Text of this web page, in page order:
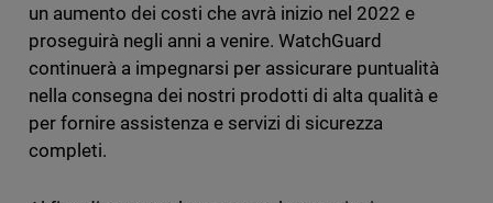
un aumento dei costi che avrà inizio nel 2022 e
proseguirà negli anni a venire. WatchGuard
continuerà a impegnarsi per assicurare puntualità
nella consegna dei nostri prodotti di alta qualità e
per fornire assistenza e servizi di sicurezza
completi.